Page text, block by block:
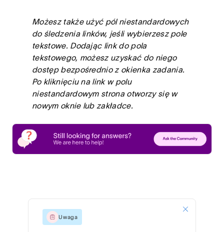
Możesz także użyć pól niestandardowych
do śledzenia linków, jeśli wybierzesz pole
tekstowe. Dodając link do pola
tekstowego, możesz uzyskać do niego
dostęp bezpośrednio z okienka zadania.
Po kliknięciu na link w polu
niestandardowym strona otworzy się w
nowym oknie lub zakładce.
Uwaga